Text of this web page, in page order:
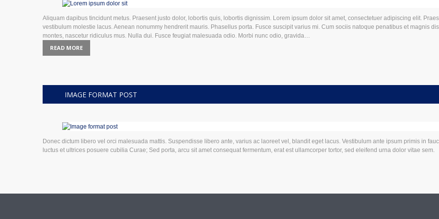
Aliquam dapibus tincidunt metus. Praesent justo dolor, lobortis quis, lobortis dignissim. Lorem ipsum dolor sit amet, consectetuer adipiscing elit.
vestibulum molestie lacus. Aenean nonummy hendrerit mauris. Phasellus porta. Fusce suscipit varius mi. Cum sociis natoque penatibus et magnis
montes, nascetur ridiculus mus. Nulla dui. Fusce feugiat malesuada odio. Morbi nunc odio, gravida…
READ MORE
IMAGE FORMAT POST
Donec dictum libero vel orci malesuada mattis. Suspendisse libero ante, varius ac laoreet vel, blandit eget lacus. Vestibulum ante ipsum primis in
luctus et ultrices posuere cubilia Curae; Sed porta, arcu sit amet consequat fermentum, erat est ullamcorper tortor, sed eleifend urna dolor vitae sem.